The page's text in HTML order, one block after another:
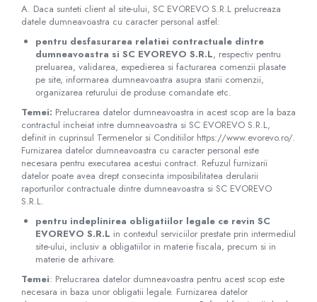
Radiocautere
Aspiratoare de fum
Criocautere
Consumabile medicale si Accesorii
cutii medicamente
Electrozi
Hartie
Accesorii pentru perfuzie
Geluri
Filtre antibacteriene si antivirale
Garouri
Ochelari de protectie
Gel ECO
Cabluri EKG (10 fire)
Electrozi ECG / EKG
Sonde TOCO
A. Daca sunteti client al site-ului, SC​ ​EVOREVO​ ​S.R.L prelucreaza
datele dumneavoastra cu caracter personal astfel:
pentru desfasurarea relatiei contractuale dintre
dumneavoastra si SC​ ​EVOREVO​ ​S.R.L, respectiv pentru
preluarea, validarea, expedierea si facturarea comenzii plasate
pe site, informarea dumneavoastra asupra starii comenzii,
organizarea returului de produse comandate etc.
Temei: Prelucrarea datelor dumneavoastra in acest scop are la baza
contractul incheiat intre dumneavoastra si SC​ ​EVOREVO​ ​S.R.L,
definit in cuprinsul Termenelor si Conditiilor https://www.evorevo.ro/.
Furnizarea datelor dumneavoastra cu caracter personal este
necesara pentru executarea acestui contract. Refuzul furnizarii
datelor poate avea drept consecinta imposibilitatea derularii
raporturilor contractuale dintre dumneavoastra si SC​ ​EVOREVO​ ​
S.R.L.
pentru indeplinirea obligatiilor legale ce revin SC​ ​
EVOREVO​ ​S.R.L in contextul serviciilor prestate prin intermediul
site-ului, inclusiv a obligatiilor in materie fiscala, precum si in
materie de arhivare.
Temei: Prelucrarea datelor dumneavoastra pentru acest scop este
necesara in baza unor obligatii legale. Furnizarea datelor